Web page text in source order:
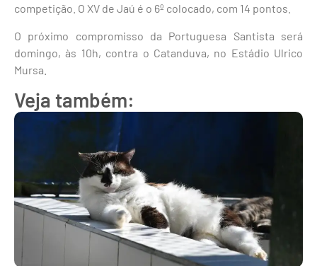
competição. O XV de Jaú é o 6º colocado, com 14 pontos.
O próximo compromisso da Portuguesa Santista será
domingo, às 10h, contra o Catanduva, no Estádio Ulrico
Mursa.
Veja também: